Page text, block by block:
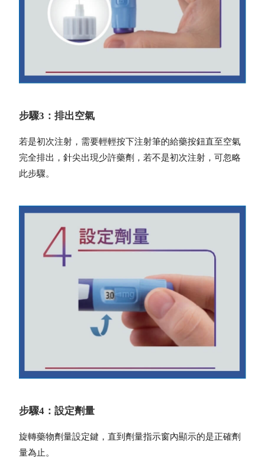
步驟3：排出空氣
若是初次注射，需要輕輕按下注射筆的給藥按鈕直至空氣
完全排出，針尖出現少許藥劑，若不是初次注射，可忽略
此步驟。
步驟4：設定劑量
旋轉藥物劑量設定鍵，直到劑量指示窗內顯示的是正確劑
量為止。